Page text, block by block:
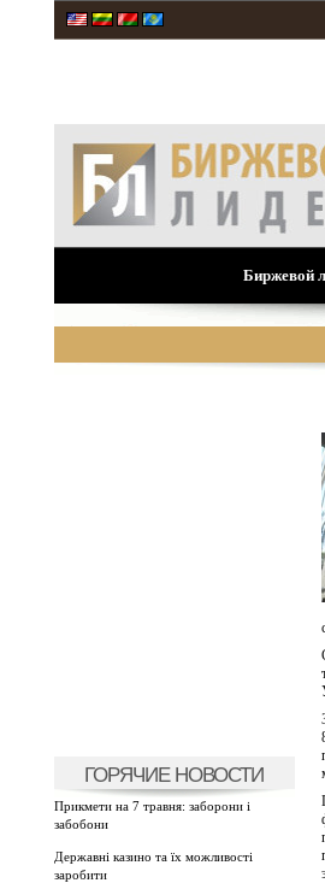
Биржевой
ГОРЯЧИЕ НОВОСТИ
Прикмети на 7 травня: заборони і
забобони
Державні казино та їх можливості
заробити